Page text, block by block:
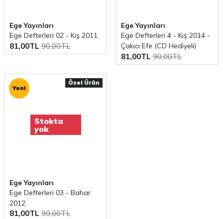
Ege Yayınları
Ege Defterleri 02 - Kış 2011
81,00TL 90,00TL
Ege Yayınları
Ege Defterleri 4 - Kış 2014 -
Çakıcı Efe (CD Hediyeli)
81,00TL 90,00TL
Özel Ürün
Yeni
Stokta
yok
Ege Yayınları
Ege Defterleri 03 - Bahar
2012
81,00TL 90,00TL